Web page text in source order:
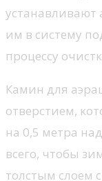
им в систему
процессу
Камин для
отверстием,
на 0,5 метра
всего, чтобы
толстым слоем